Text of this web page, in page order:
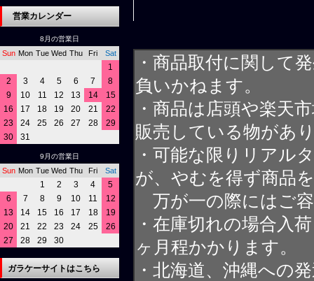
・商品取付に関して
負いかねます。
・商品は店頭や楽天
販売している物があ
・可能な限りリアル
が、やむを得ず商品
万が一の際にはご
・在庫切れの場合入
ヶ月程かかります。
・北海道、沖縄への
営業カレンダー
8月の営業日
Sun Mon Tue Wed Thu Fri Sat
1
2
3 4 5 6 7
8
9
10 11 12 13 14
15
16
17 18 19 20 21
22
23
24 25 26 27 28
29
30
31
9月の営業日
Sun Mon Tue Wed Thu Fri Sat
1 2 3 4
5
6
7 8 9 10 11
12
13
14 15 16 17 18
19
20
21 22 23 24 25
26
27
28 29 30
ガラケーサイトはこちら